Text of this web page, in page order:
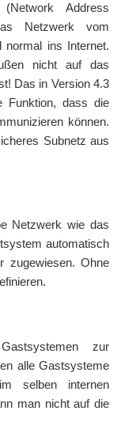
Address
Netzwerk vom
normal ins Internet.
nicht auf das
Das in Version 4.3
Funktion, dass die
können.
Subnetz aus
Netzwerk wie das
automatisch
zugewiesen. Ohne
zur
alle Gastsysteme
selben internen
man nicht auf die